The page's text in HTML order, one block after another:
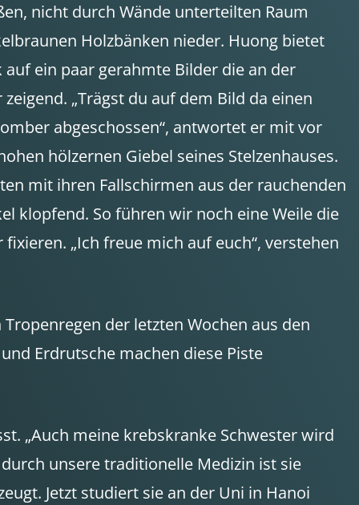
nicht durch Wände unterteilten Raum
Holzbänken nieder. Huong bietet
ein paar gerahmte Bilder die an der
„Trägst du auf dem Bild da einen
abgeschossen“, antwortet er mit vor
hölzernen Giebel seines Stelzenhauses.
mit ihren Fallschirmen aus der rauchenden
klopfend. So führen wir noch eine Weile die
„Ich freue mich auf euch“, verstehen
der letzten Wochen aus den
Erdrutsche machen diese Piste
„Auch meine krebskranke Schwester wird
durch unsere traditionelle Medizin ist sie
Jetzt studiert sie an der Uni in Hanoi